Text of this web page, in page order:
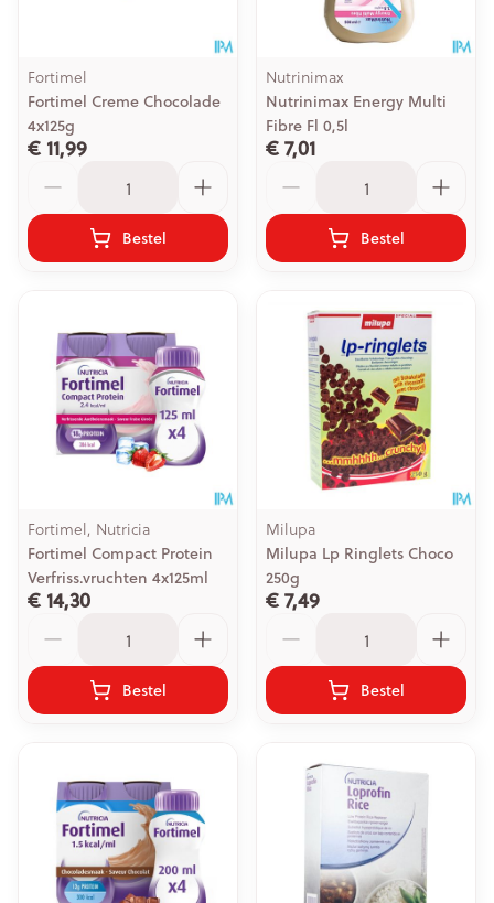
Fortimel
Fortimel Creme Chocolade
4x125g
€ 11,99
Bestel
Nutrinimax
Nutrinimax Energy Multi
Fibre Fl 0,5l
€ 7,01
Bestel
Fortimel, Nutricia
Fortimel Compact Protein
Verfriss.vruchten 4x125ml
€ 14,30
Bestel
Milupa
Milupa Lp Ringlets Choco
250g
€ 7,49
Bestel